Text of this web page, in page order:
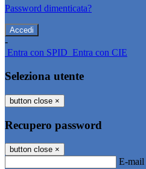
Password dimenticata?
-
Entra con SPID Entra con CIE
Seleziona utente
button close ×
Recupero password
button close ×
E-mail